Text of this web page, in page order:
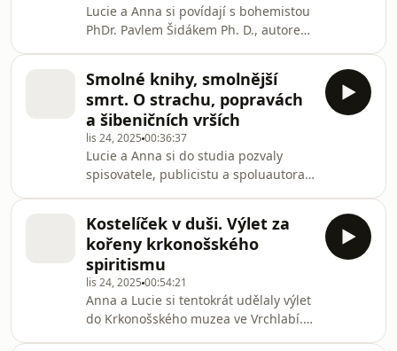
provedl člen klubu přítel K. J. Erbena
Milan Lánský. To jim ale nestačilo a tak
si popovídaly o univerzalitě Erbenova
díla s pedagogem a češtinářem
Stanislavem Zají
Lucie a Anna si povídají s bohemistou
PhDr. Pavlem Šidákem Ph. D., autorem
nejen o vodníkovi samotném, ale i o
dalších členech jeho družiny a
bytostech přidružených. Nebudou
chybět ani tipy jak přežít vodnický
útok, na co si dát pozor při pohybu u
vody a jak se také rozhodně nechovat.
Někřičet! Nebo přijde Hejkal! Scénář:
Lucie
Smolné knihy, smolnější
smrt. O strachu, popravách
a šibeničních vrších
lis 24, 2025 00:36:37
Lucie a Anna si do studia pozvaly
spisovatele, publicistu a spoluautora
jako je strach, smrt, středověká i
současná fascinace veřejnými
popravami a šibenišní vrchy. Ačkoli je
od toho plánu Radim Kopáč zrazoval,
vydaly se holky na šibeniční vrch
kousek za Prahou. Jak to dopadlo? Co
je ve tmě? Scénář: Lucie Korcová a
Kostelíček v duši. Výlet za
kořeny krkonošského
spiritismu
lis 24, 2025 00:54:21
Anna a Lucie si tentokrát udělaly výlet
do Krkonošského muzea ve Vrchlabí.